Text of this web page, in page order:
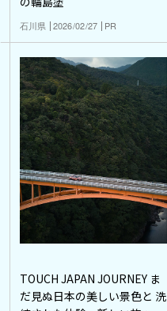
石川県 2026/02/27 PR
TOUCH JAPAN JOURNEY ま
だ見ぬ日本の美しい景色と 洗